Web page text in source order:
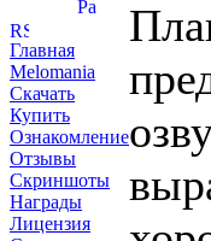
Главная
Melomania
Скачать
Купить
Ознакомление
Отзывы
Скриншоты
Награды
Лицензия